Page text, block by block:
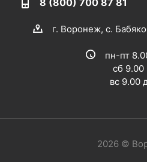
8 (800) 700 87 81
г. Воронеж, с.
пн-пт
сб 9.00
вс 9.00
2026 ©